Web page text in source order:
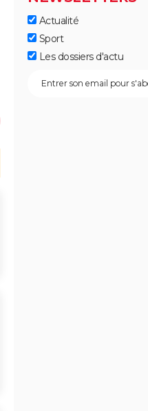
Actualité
Sport
Les dossiers d'actu